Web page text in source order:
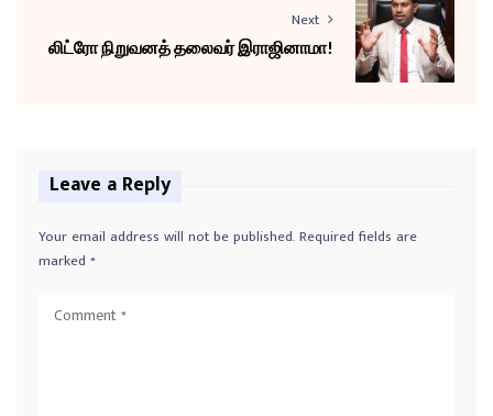
Next
லிட்ரோ நிறுவனத் தலைவர் இராஜினாமா!
Leave a Reply
Your email address will not be published.Required fields are
marked *